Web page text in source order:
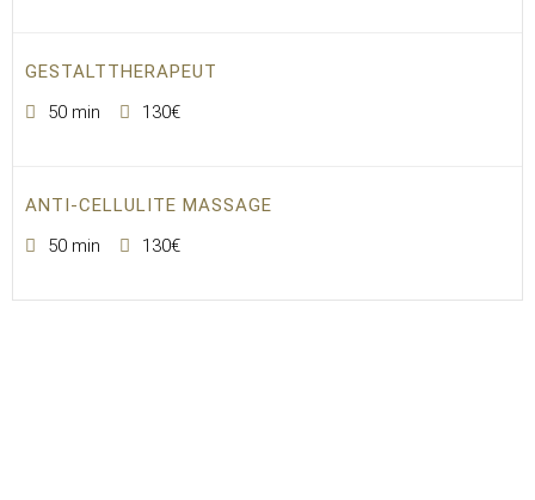
GESTALTTHERAPEUT
50 min
130€
ANTI-CELLULITE MASSAGE
50 min
130€